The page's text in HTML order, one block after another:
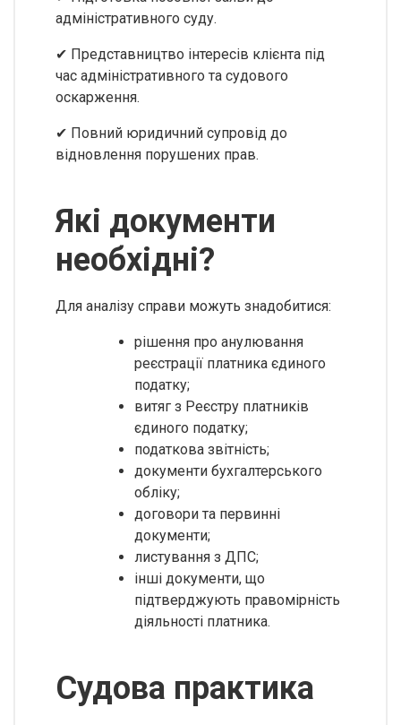
адміністративного суду.
✔ Представництво інтересів клієнта під
час адміністративного та судового
оскарження.
✔ Повний юридичний супровід до
відновлення порушених прав.
Які документи
необхідні?
Для аналізу справи можуть знадобитися:
рішення про анулювання
реєстрації платника єдиного
податку;
витяг з Реєстру платників
єдиного податку;
податкова звітність;
документи бухгалтерського
обліку;
договори та первинні
документи;
листування з ДПС;
інші документи, що
підтверджують правомірність
діяльності платника.
Судова практика